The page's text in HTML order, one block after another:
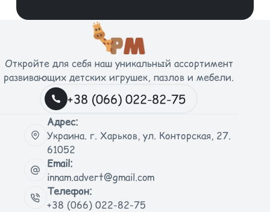
Откройте для себя наш уникальный ассортимент
развивающих детских игрушек, пазлов и мебели.
+38 (066) 022-82-75
Адрес:
Украина. г. Харьков, ул. Конторская, 27.
61052
Email:
innam.advert@gmail.com
Телефон:
+38 (066) 022-82-75